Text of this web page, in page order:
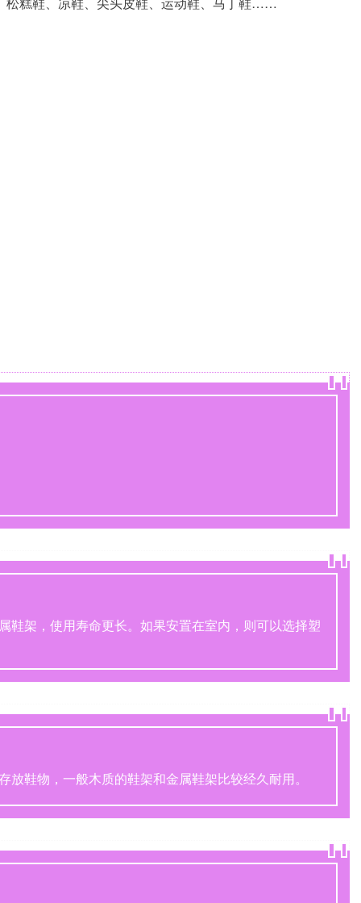
鞋架，使用寿命更长。如果安置在室内，则可以选择塑
鞋物，一般木质的鞋架和金属鞋架比较经久耐用。